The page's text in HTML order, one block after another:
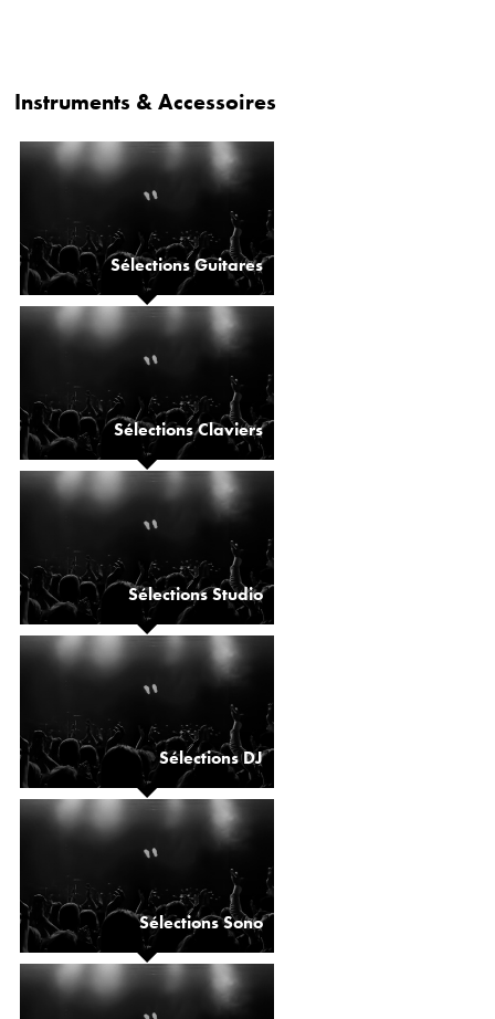
Instruments & Accessoires
Sélections Guitares
Sélections Claviers
Sélections Studio
Sélections DJ
Sélections Sono